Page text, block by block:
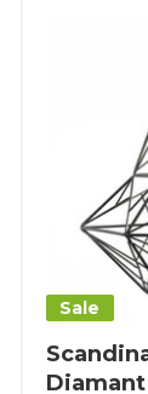
Sale